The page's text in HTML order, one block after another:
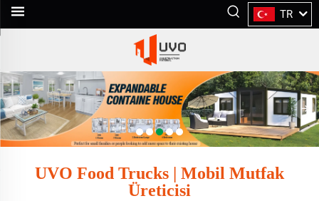
TR
UVO Food Trucks | Mobil Mutfak
Üreticisi